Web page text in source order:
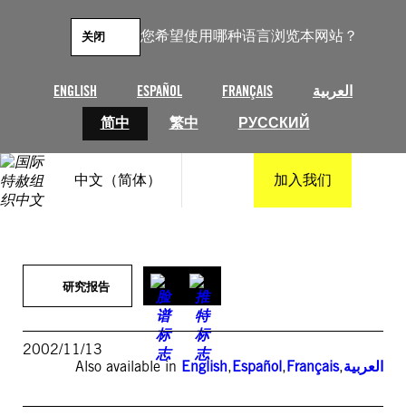
您希望使用哪种语言浏览本网站？
ENGLISH ESPAÑOL FRANÇAIS
العربية
简中
繁中 РУССКИЙ
关闭
中文（简体） 加入我们
研究报告
2002/11/13
Also available in English,Español,Français,العربية